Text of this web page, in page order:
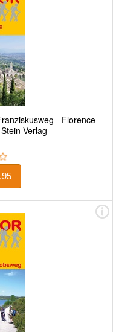
- Florence
Verlag